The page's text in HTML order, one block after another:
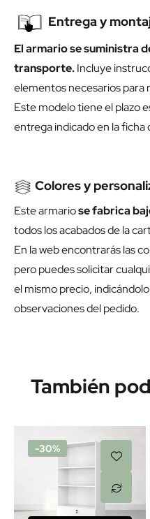
Entrega y
El armario se suministra
transporte.Incluye
elementos necesarios para
Este modelo tiene el plazo
entrega indicado en la ficha
Colores y
Este armariose fabrica
todos los acabados de la
En la web encontrarás las
pero puedes solicitar
el mismo precio,
observaciones del pedido.
También
-30%